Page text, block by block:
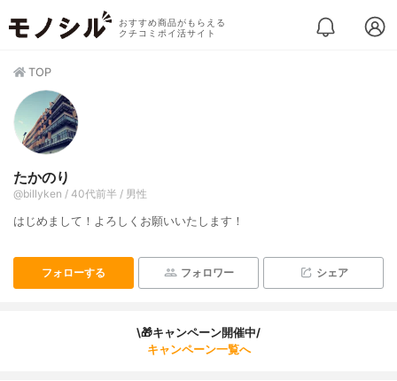
おすすめ商品がもらえる
クチコミポイ活サイト
TOP
たかのり
@billyken / 40代前半 / 男性
はじめまして！よろしくお願いいたします！
フォローする フォロワー シェア
\🎁キャンペーン開催中/
キャンペーン一覧へ